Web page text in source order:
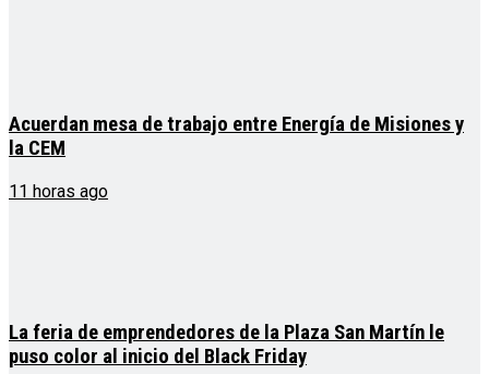
Acuerdan mesa de trabajo entre Energía de Misiones y
la CEM
11 horas ago
La feria de emprendedores de la Plaza San Martín le
puso color al inicio del Black Friday